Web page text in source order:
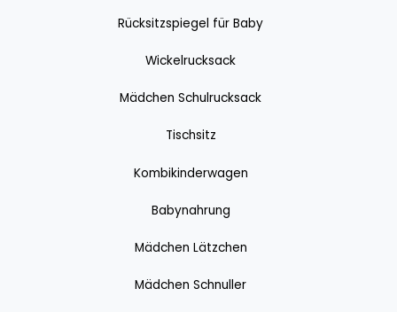
Rücksitzspiegel für Baby
Wickelrucksack
Mädchen Schulrucksack
Tischsitz
Kombikinderwagen
Babynahrung
Mädchen Lätzchen
Mädchen Schnuller